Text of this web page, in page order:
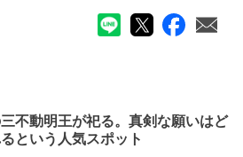
不動明王が祀る。真剣な願いはど
という人気スポット